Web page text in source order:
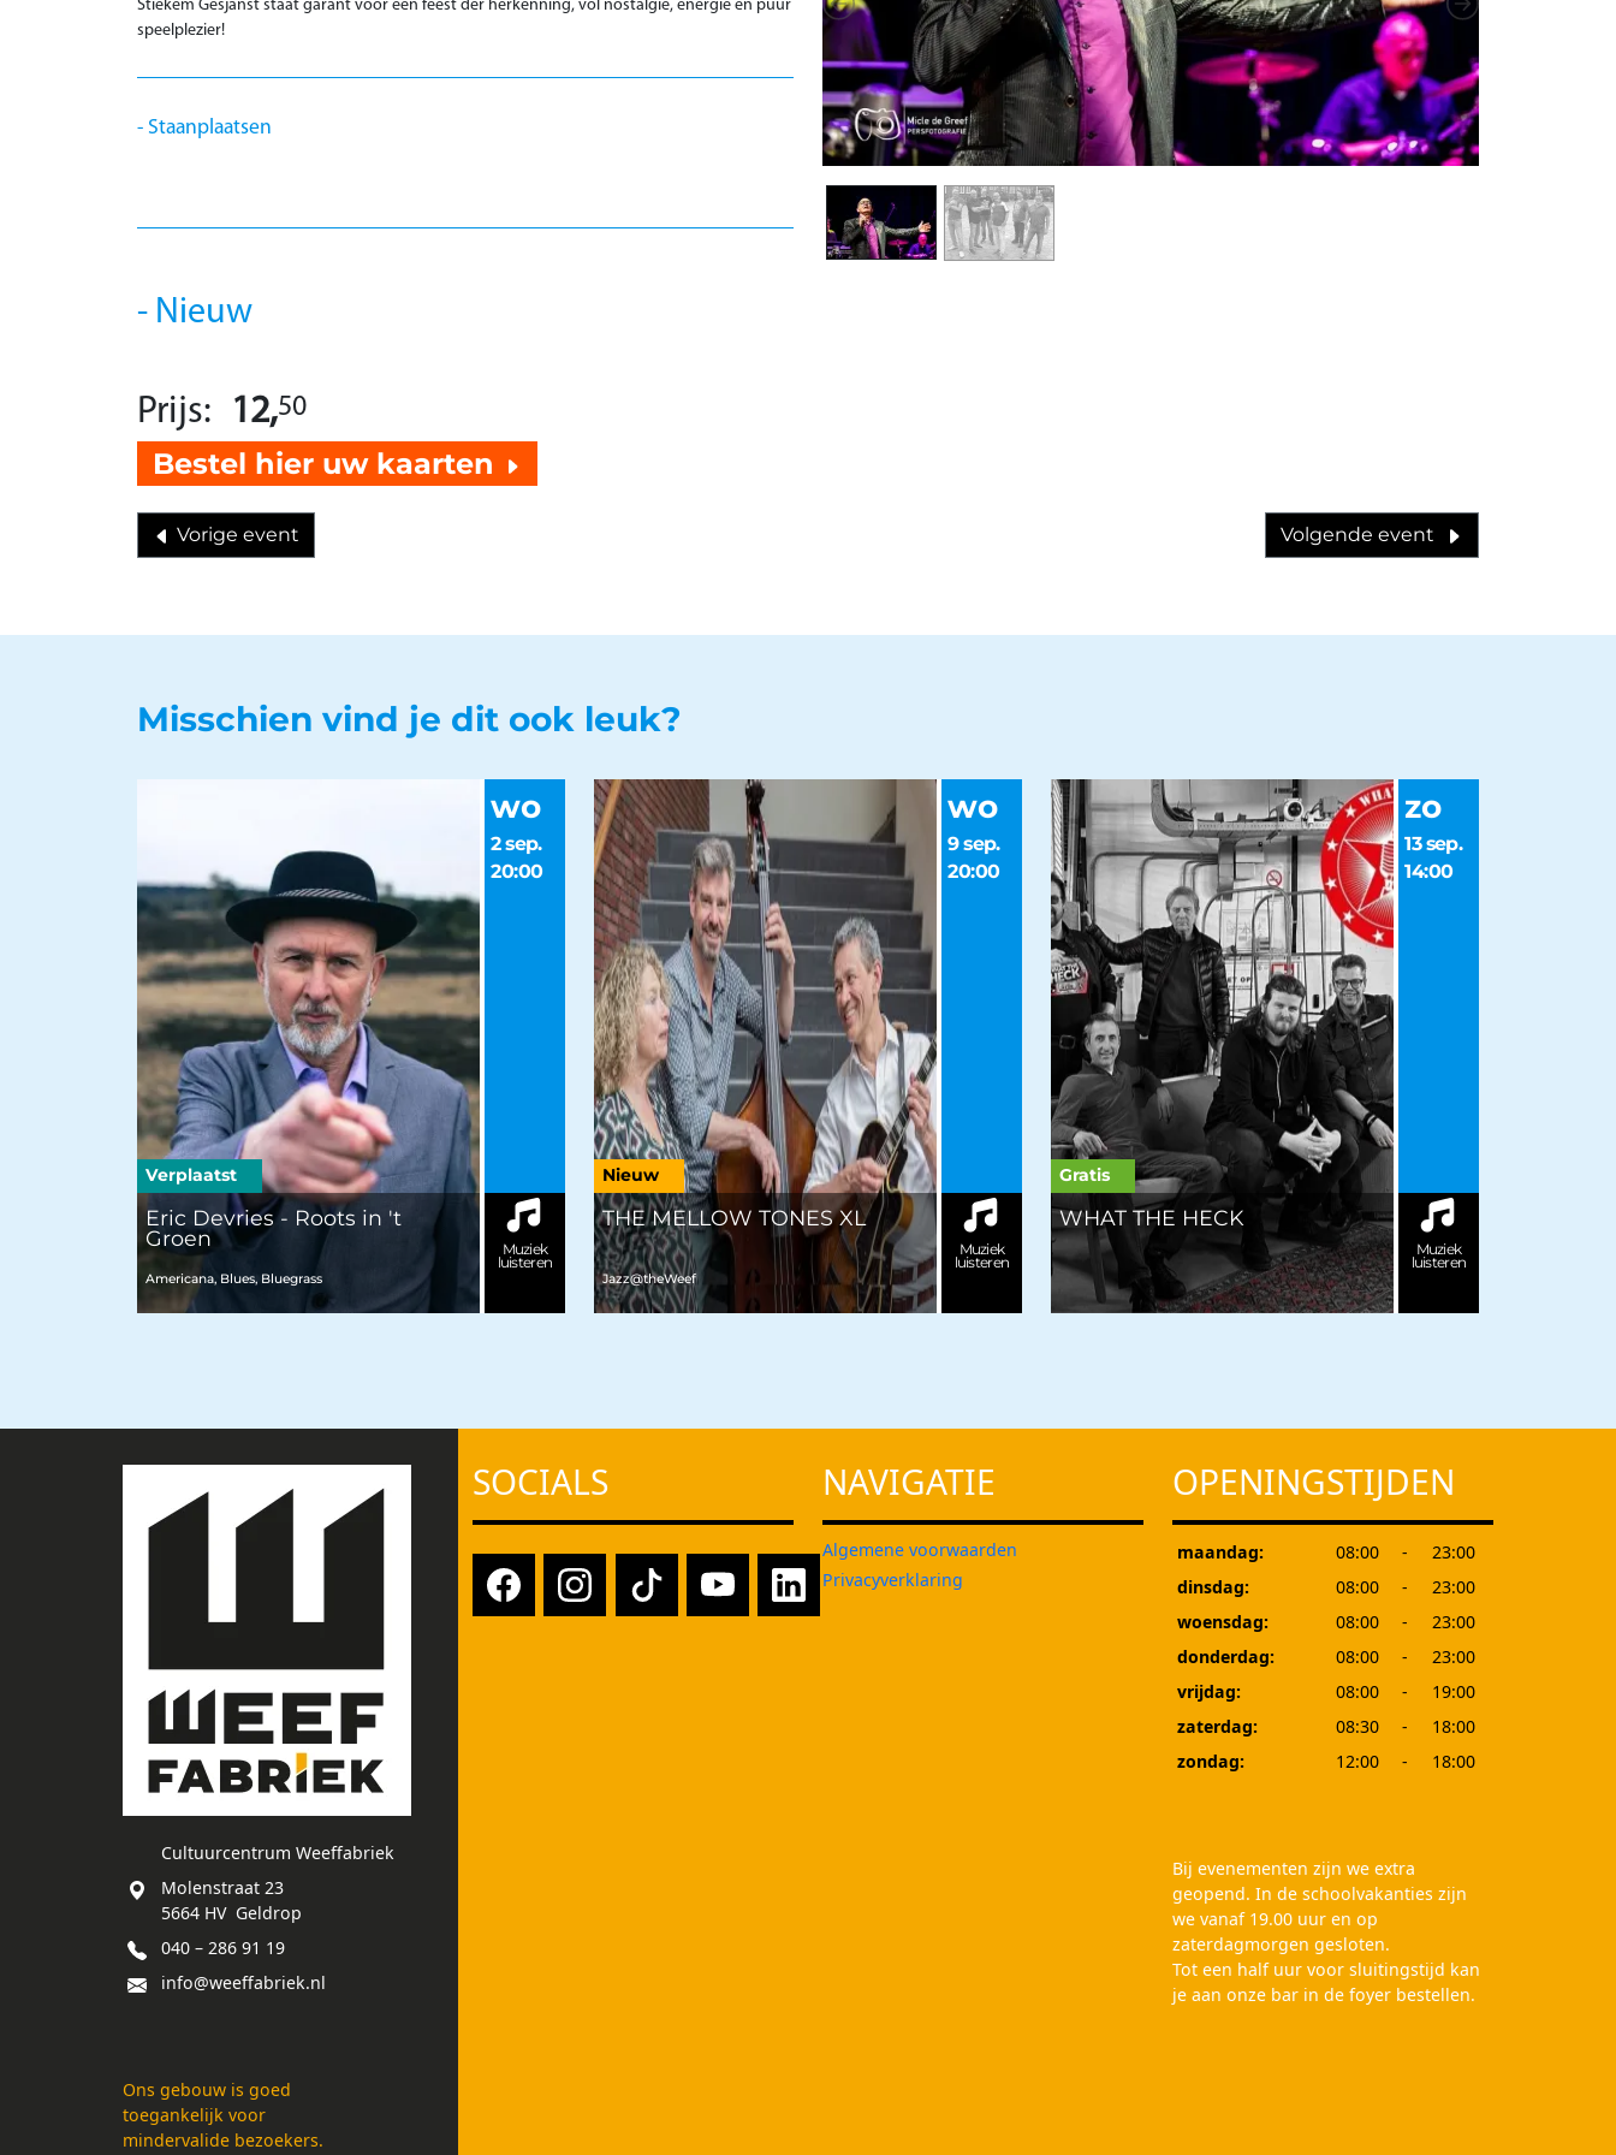
Stiekem Gesjanst staat garant voor een feest der herkenning, vol nostalgie, energie en puur
speelplezier!
Staanplaatsen
Nieuw
Prijs: 12,50
Bestel hier uw kaarten
Previous Next
Vorige event Volgende event
Misschien vind je dit ook leuk?
Eric Devries - Roots in 't
Groen
Americana, Blues, Bluegrass
wo
2 sep.
20:00
Muziek
luisteren
Verplaatst
THE MELLOW TONES XL
Jazz@theWeef
wo
9 sep.
20:00
Muziek
luisteren
Nieuw
WHAT THE HECK
zo
13 sep.
14:00
Muziek
luisteren
Gratis
Cultuurcentrum Weeffabriek
Molenstraat 23
5664 HV Geldrop
040 – 286 91 19
info@weeffabriek.nl
Ons gebouw is goed
toegankelijk voor
mindervalide bezoekers.
SOCIALS NAVIGATIE
Algemene voorwaarden
Privacyverklaring
OPENINGSTIJDEN
maandag: 08:00 -
23:00
dinsdag:
08:00 -
23:00
woensdag:
08:00 -
23:00
donderdag:
08:00 -
23:00
vrijdag:
08:00 -
19:00
zaterdag:
08:30 -
18:00
zondag:
12:00 - 18:00
Bij evenementen zijn we extra
geopend. In de schoolvakanties zijn
we vanaf 19.00 uur en op
zaterdagmorgen gesloten.
Tot een half uur voor sluitingstijd kan
je aan onze bar in de foyer bestellen.